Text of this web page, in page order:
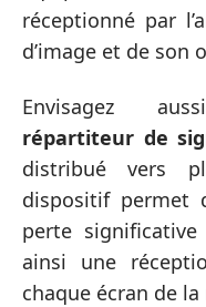
réceptionné par
d’image et de son
Envisagez
répartiteur de
distribué vers
dispositif permet
perte
ainsi une
chaque écran de